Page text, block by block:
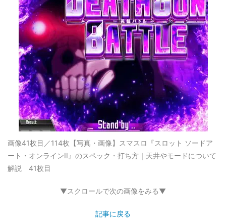
画像41枚目／114枚 【写真・画像】スマスロ『スロット ソードア
ート・オンラインII』のスペック・打ち方｜天井やモードについて
解説 41枚目
▼スクロールで次の画像をみる▼
記事に戻る